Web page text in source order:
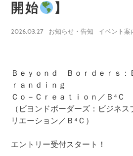
開始
】
2026.03.27 お知らせ・告知 イベント案
Ｂｅｙｏｎｄ Ｂｏｒｄｅｒｓ
ｒａｎｄｉｎｇ
Ｃｏ－Ｃｒｅａｔｉｏｎ／Ｂ⁴Ｃ
（ビヨンドボーダーズ：ビジネ
リエーション／Ｂ⁴Ｃ）
エントリー受付スタート！